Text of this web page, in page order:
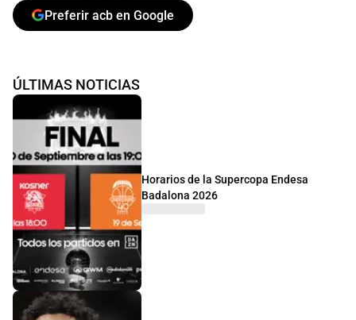
Preferir acb en Google
ÚLTIMAS NOTICIAS
Horarios de la Supercopa Endesa
Badalona 2026